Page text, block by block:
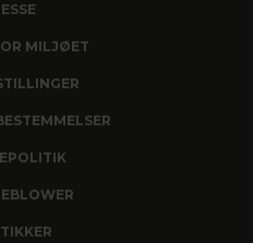
MILJØET